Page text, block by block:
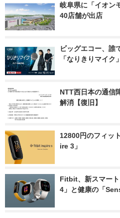
岐阜県に「イオン
40店舗が出店
ビッグエコー、誰
「なりきりマイク」
NTT西日本の通信
解消【復旧】
12800円のフィッ
ire 3」
Fitbit、新スマー
4」と健康の「